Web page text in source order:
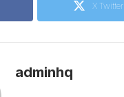
X Twitter
adminhq